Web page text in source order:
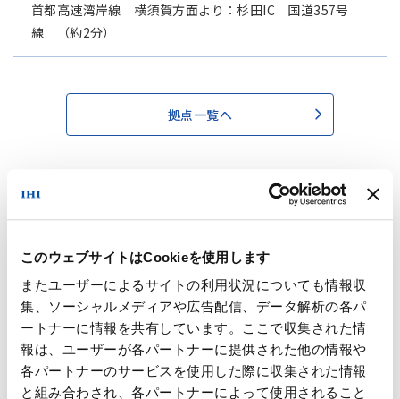
このウェブサイトはCookieを使用します
またユーザーによるサイトの利用状況についても情報収
集、ソーシャルメディアや広告配信、データ解析の各パ
ートナーに情報を共有しています。ここで収集された情
報は、ユーザーが各パートナーに提供された他の情報や
各パートナーのサービスを使用した際に収集された情報
と組み合わされ、各パートナーによって使用されること
首都高速湾岸線 横須賀方面より：杉田IC 国道357号
線 （約2分）
拠点一覧へ
企業情報
トップメッセージ
IHIグループビジョン